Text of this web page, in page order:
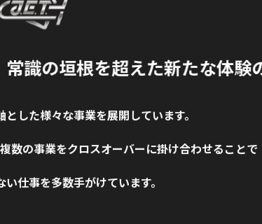
常識の垣根を超えた新たな体験
した様々な事業を展開しています。
数の事業をクロスオーバーに掛け合わせることで
仕事を多数手がけています。